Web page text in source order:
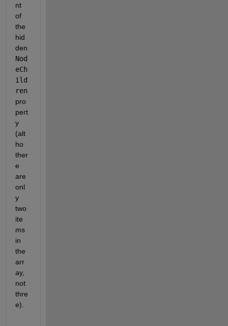
nt
of
the
hid
Nod
eCh
ild
ren
pro
pert
y
(alt
ho
ther
e
are
onl
y
two
ite
ms
in
the
arr
ay,
not
thre
e).